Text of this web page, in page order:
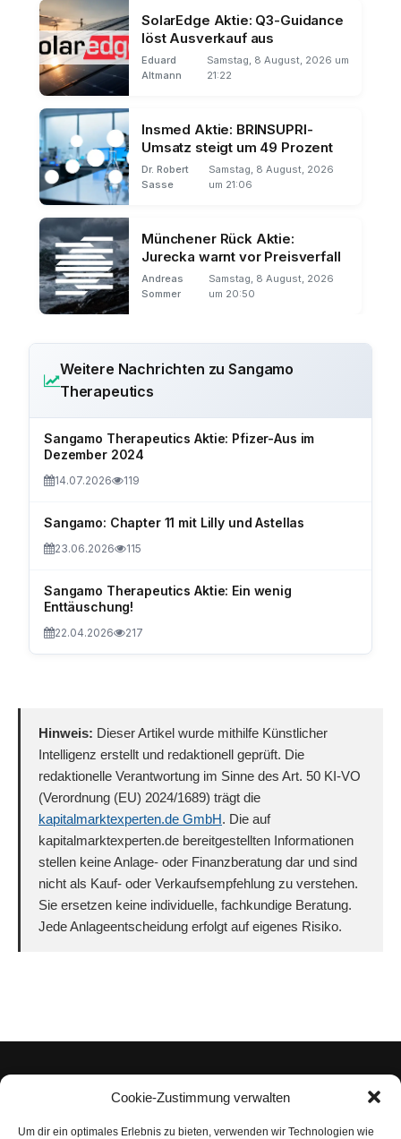
Cookie-Zustimmung verwalten
Um dir ein optimales Erlebnis zu bieten, verwenden wir Technologien wie
SolarEdge Aktie: Q3-Guidance
löst Ausverkauf aus
Eduard
Altmann
Samstag, 8 August, 2026 um
21:22
Insmed Aktie: BRINSUPRI-
Umsatz steigt um 49 Prozent
Dr. Robert
Sasse
Samstag, 8 August, 2026
um 21:06
Münchener Rück Aktie:
Jurecka warnt vor Preisverfall
Andreas
Sommer
Samstag, 8 August, 2026
um 20:50
Weitere Nachrichten zu Sangamo
Therapeutics
Sangamo Therapeutics Aktie: Pfizer-Aus im
Dezember 2024
14.07.2026 119
Sangamo: Chapter 11 mit Lilly und Astellas
23.06.2026 115
Sangamo Therapeutics Aktie: Ein wenig
Enttäuschung!
22.04.2026 217
Hinweis: Dieser Artikel wurde mithilfe Künstlicher
Intelligenz erstellt und redaktionell geprüft. Die
redaktionelle Verantwortung im Sinne des Art. 50 KI-VO
(Verordnung (EU) 2024/1689) trägt die
kapitalmarktexperten.de GmbH. Die auf
kapitalmarktexperten.de bereitgestellten Informationen
stellen keine Anlage- oder Finanzberatung dar und sind
nicht als Kauf- oder Verkaufsempfehlung zu verstehen.
Sie ersetzen keine individuelle, fachkundige Beratung.
Jede Anlageentscheidung erfolgt auf eigenes Risiko.